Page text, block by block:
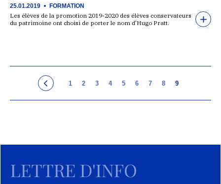
25.01.2019 FORMATION
Les élèves de la promotion 2019-2020 des élèves conservateurs
du patrimoine ont choisi de porter le nom d'Hugo Pratt.
1 2 3 4 5 6 7 8 9
LETTRE D'INFO